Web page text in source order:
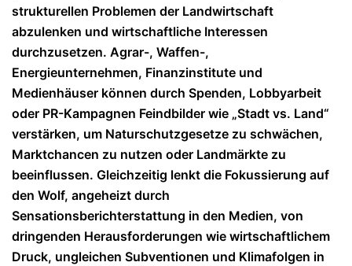
strukturellen Problemen der Landwirtschaft
abzulenken und wirtschaftliche Interessen
durchzusetzen. Agrar-, Waffen-,
Energieunternehmen, Finanzinstitute und
Medienhäuser können durch Spenden, Lobbyarbeit
oder PR-Kampagnen Feindbilder wie „Stadt vs. Land“
verstärken, um Naturschutzgesetze zu schwächen,
Marktchancen zu nutzen oder Landmärkte zu
beeinflussen. Gleichzeitig lenkt die Fokussierung auf
den Wolf, angeheizt durch
Sensationsberichterstattung in den Medien, von
dringenden Herausforderungen wie wirtschaftlichem
Druck, ungleichen Subventionen und Klimafolgen in